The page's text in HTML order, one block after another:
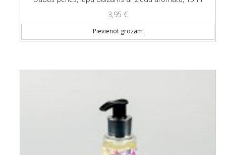
3,95 €
Pievienot grozam